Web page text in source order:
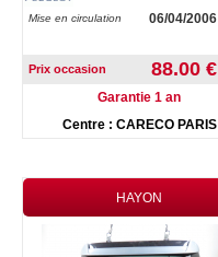
Mise en circulation 06/04/2006
Prix occasion 88.00 €
Garantie 1 an
Centre : CARECO PARIS
HAYON